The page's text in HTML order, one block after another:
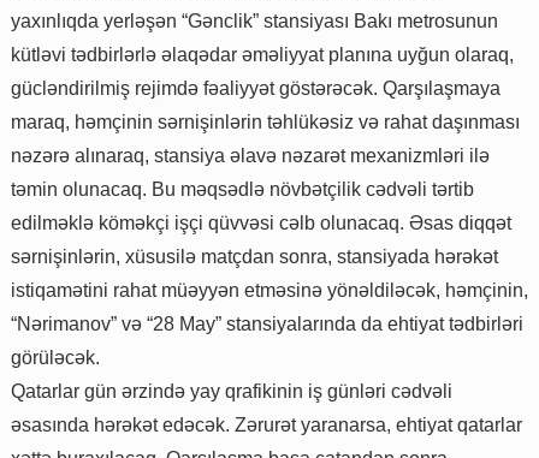
yaxınlıqda yerləşən “Gənclik” stansiyası Bakı metrosunun
kütləvi tədbirlərlə əlaqədar əməliyyat planına uyğun olaraq,
gücləndirilmiş rejimdə fəaliyyət göstərəcək. Qarşılaşmaya
maraq, həmçinin sərnişinlərin təhlükəsiz və rahat daşınması
nəzərə alınaraq, stansiya əlavə nəzarət mexanizmləri ilə
təmin olunacaq. Bu məqsədlə növbətçilik cədvəli tərtib
edilməklə köməkçi işçi qüvvəsi cəlb olunacaq. Əsas diqqət
sərnişinlərin, xüsusilə matçdan sonra, stansiyada hərəkət
istiqamətini rahat müəyyən etməsinə yönəldiləcək, həmçinin,
“Nərimanov” və “28 May” stansiyalarında da ehtiyat tədbirləri
görüləcək.
Qatarlar gün ərzində yay qrafikinin iş günləri cədvəli
əsasında hərəkət edəcək. Zərurət yaranarsa, ehtiyat qatarlar